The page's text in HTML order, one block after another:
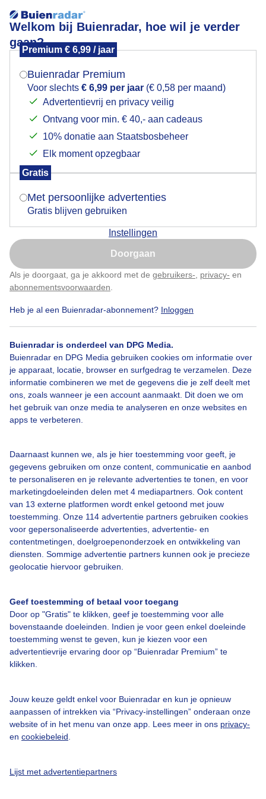
Welkom bij Buienradar, hoe wil je verder
gaan?
Premium € 6,99 / jaar
Buienradar Premium
Voor slechts € 6,99 per jaar (€ 0,58 per maand)
Advertentievrij en privacy veilig
Ontvang voor min. € 40,- aan cadeaus
10% donatie aan Staatsbosbeheer
Elk moment opzegbaar
Gratis
Met persoonlijke advertenties
Gratis blijven gebruiken
Instellingen
Doorgaan
Als je doorgaat, ga je akkoord met de gebruikers- privacy- en
abonnementsvoorwaarden
Heb je al een Buienradar-abonnement? Inloggen
Buienradar is onderdeel van DPG Media.
Buienradar en DPG Media gebruiken cookies om informatie over
je apparaat, locatie, browser en surfgedrag te verzamelen. Deze
informatie combineren we met de gegevens die je zelf deelt met
ons, zoals wanneer je een account aanmaakt. Dit doen we om
het gebruik van onze media te analyseren en onze websites en
apps te verbeteren.
Daarnaast kunnen we, als je hier toestemming voor geeft, je
gegevens gebruiken om onze content, communicatie en aanbod
te personaliseren en je relevante advertenties te tonen, en voor
marketingdoeleinden delen met 4 mediapartners. Ook content
van 13 externe platformen wordt enkel getoond met jouw
toestemming. Onze 114 advertentie partners gebruiken cookies
voor gepersonaliseerde advertenties, advertentie- en
contentmetingen, doelgroepenonderzoek en ontwikkeling van
diensten. Sommige advertentie partners kunnen ook je precieze
geolocatie hiervoor gebruiken.
Geef toestemming of betaal voor toegang
Door op "Gratis" te klikken, geef je toestemming voor alle
bovenstaande doeleinden. Indien je voor geen enkel doeleinde
toestemming wenst te geven, kun je kiezen voor een
advertentievrije ervaring door op “Buienradar Premium” te
klikken.
Jouw keuze geldt enkel voor Buienradar en kun je opnieuw
aanpassen of intrekken via “Privacy-instellingen” onderaan onze
website of in het menu van onze app. Lees meer in ons privacy-
en cookiebeleid
Lijst met advertentiepartners
Mini-paddenstoeltje op dennenappel
apart als je eens goed op zoek gaat en zo iets
wonderbaarlijks tegenkomt.
Door: Regina Vastenhout Gemaakt: 22-10-2023, 349x bekeken
Mini Paddenstoeltje Dennenappel
Bekijk slideshow
Een moment geduld aub...
Over Buienradar
Bedrijfsgegevens
Veelgestelde vragen
Contact
Toegankelijkheid
Adverteren
Buienradar Team
Privacy beleid
Privacy instellingen
Mogen we je locatie gebruiken voor het
Indien je hier nog geen akkoord op hebt gegeven,
verschijnt er zo een pop-up uit je browser waarin
Is goed, toon de popup
Nu niet, misschien later
Klik hierom dit aan te passen